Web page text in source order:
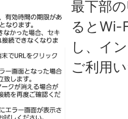
最下部
るとWi-
し、イ
ご利用